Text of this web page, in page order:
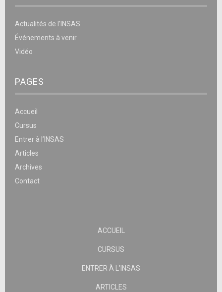
Actualités de l’INSAS
Événements à venir
Vidéo
PAGES
Accueil
Cursus
Entrer à l’INSAS
Articles
Archives
Contact
ACCUEIL
CURSUS
ENTRER À L’INSAS
ARTICLES